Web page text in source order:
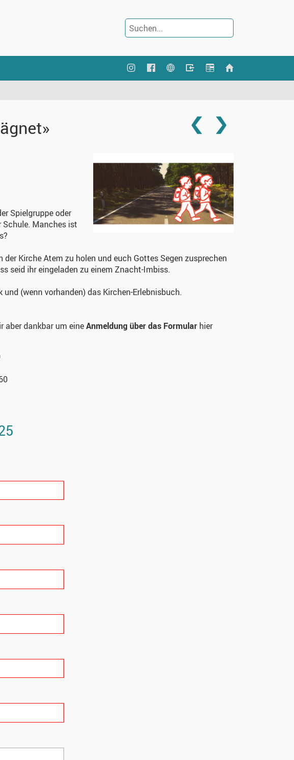
Spielgruppe oder
Schule. Manches ist
Kirche Atem zu holen und euch Gottes Segen zusprechen
seid ihr eingeladen zu einem Znacht-Imbiss.
(wenn vorhanden) das Kirchen-Erlebnisbuch.
aber dankbar um eineAnmeldung über das Formular hier